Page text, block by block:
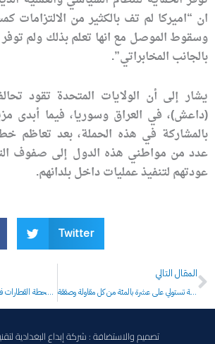
ان “اميركا لم تف بالكثير من
وسقوط الموصل مع انها تعلم بذلك ولم
بالجانب المخابراتي”.
يشار إلى أن الولايات المتحدة تقود
(داعش)، في العراق وسوريا، فيما أبدى
بالمشاركة في هذه الحملة، بعد تعاظم
عدد من مواطني هذه الدول إلى صفوف
عودتهم لتنفيذ عمليات داخل بلدانهم.
Twitter
قصة حب عراقي وألمانية في محطة قطار برلين تعرفت عليه حائرا تائها في محطة القطارات فساعدته ثم كان الحب والزواج
المقال التالي
الاحزاب الحاكمة تستولي على عشرة بالمئة من كل مقاولة وصفقة
تصميم والاستضافة : شركة إبداع البغدادية